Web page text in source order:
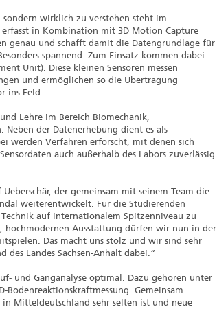
wirklich zu verstehen steht im
in Kombination mit 3D Motion Capture
genau und schafft damit die Datengrundlage für
spannend: Zum Einsatz kommen dabei
Unit). Diese kleinen Sensoren messen
und ermöglichen so die Übertragung
ins Feld.
Lehre im Bereich Biomechanik,
Neben der Datenerhebung dient es als
werden Verfahren erforscht, mit denen sich
auch außerhalb des Labors zuverlässig
der gemeinsam mit seinem Team die
weiterentwickelt. Für die Studierenden
auf internationalem Spitzenniveau zu
hochmodernen Ausstattung dürfen wir nun in der
Das macht uns stolz und wir sind sehr
Landes Sachsen-Anhalt dabei.“
und Ganganalyse optimal. Dazu gehören unter
Gemeinsam
Mitteldeutschland sehr selten ist und neue